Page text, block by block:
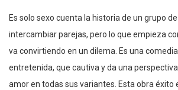
Es solo sexo cuenta la historia de un grupo
intercambiar parejas, pero lo que empieza
va convirtiendo en un dilema. Es una
entretenida, que cautiva y da una
amor en todas sus variantes. Esta obra éxito